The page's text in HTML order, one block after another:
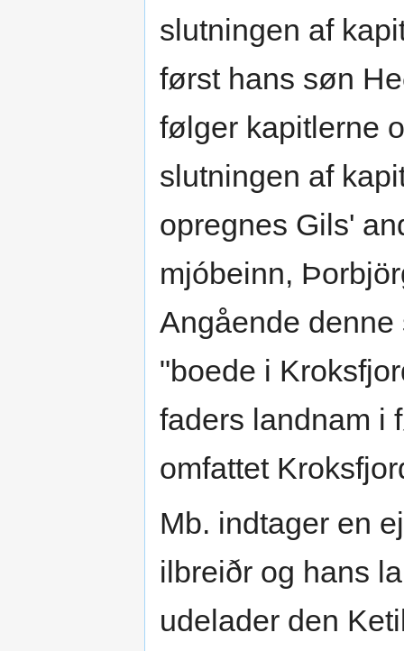
slutningen af
først hans søn
følger kapitlerne
slutningen af
opregnes Gils'
mjóbeinn,
Angående
"boede i
faders landnam i
omfattet
Mb. indtager en
ilbreiðr og hans
udelader den